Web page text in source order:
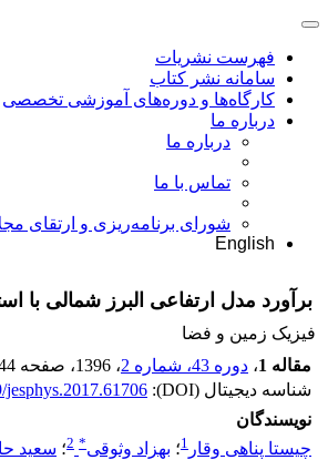
فهرست نشریات
سامانه نشر کتاب
کارگاه‌ها و دوره‌های آموزشی تخصصی
درباره ما
درباره ما
تماس با ما
شورای برنامه‌ریزی و ارتقای
English
برآورد مدل ارتفاعی البرز شمالی با
فیزیک زمین و فضا
مقاله 1
، دوره 43، شماره 2 ، 1396 ، صفحه
شناسه دیجیتال (DOI):
jesphys.2017.61706
نویسندگان
چیستا پناهی وقار 1؛ بهزاد وثوقی*
2؛ سعید